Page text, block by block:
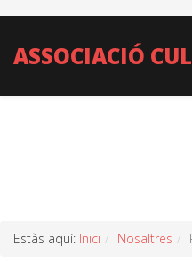
ASSOCIACIÓ
Estàs aquí: Inici Nosaltres